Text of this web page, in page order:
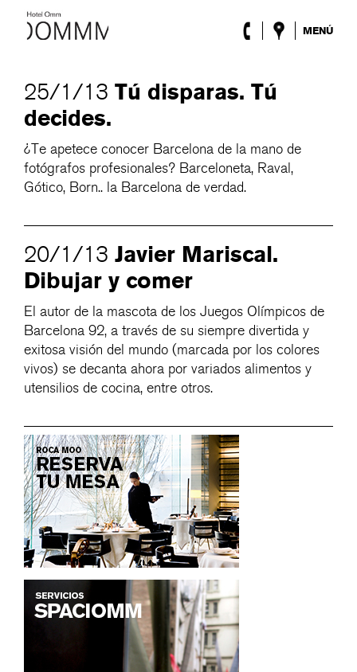
MENÚ
Roca Barcelona
Spa
Lobby & Club
Eventos
Promociones
ENG / ESP DEU / FRA
25/1/13 Tú disparas. Tú
decides.
¿Te apetece conocer Barcelona de la mano de
fotógrafos profesionales? Barceloneta, Raval,
Gótico, Born.. la Barcelona de verdad.
20/1/13 Javier Mariscal.
Dibujar y comer
El autor de la mascota de los Juegos Olímpicos de
Barcelona 92, a través de su siempre divertida y
exitosa visión del mundo (marcada por los colores
vivos) se decanta ahora por variados alimentos y
utensilios de cocina, entre otros.